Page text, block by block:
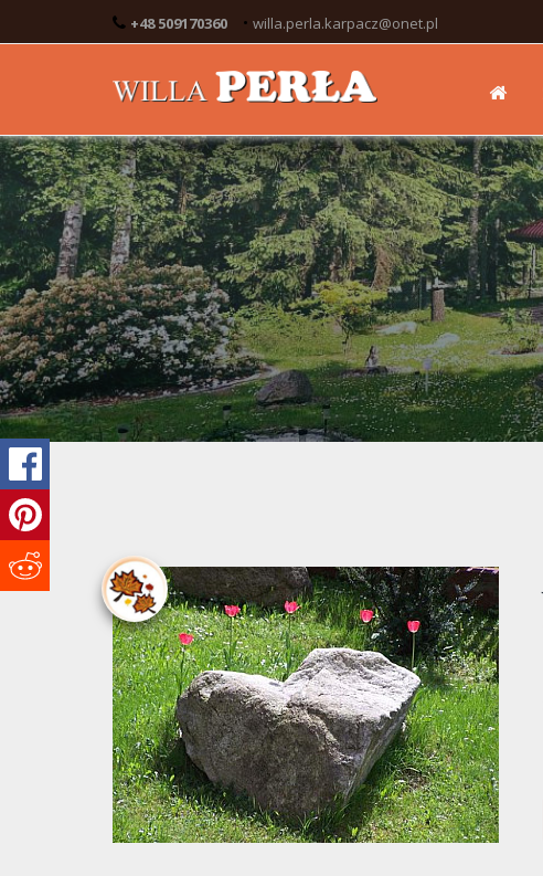
+48 509170360 • willa.perla.karpacz@onet.pl